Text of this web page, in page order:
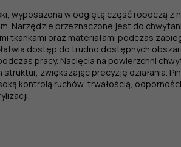
wyposażona w odgiętą część roboczą z
Narzędzie przeznaczone jest do
tkankami oraz materiałami podczas
dostęp do trudno dostępnych
pracy. Nacięcia na powierzchni
zwiększając precyzję działania.
kontrolą ruchów, trwałością,